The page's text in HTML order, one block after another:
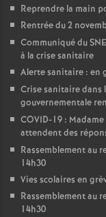
Reprendre la main
Rentrée du 2
Communiqué du
à la crise sanitaire
Alerte sanitaire : en
Crise sanitaire dans
gouvernementale
COVID-19 :
attendent des
Rassemblement au
14h30
Vies scolaires en
Rassemblement au
14h30